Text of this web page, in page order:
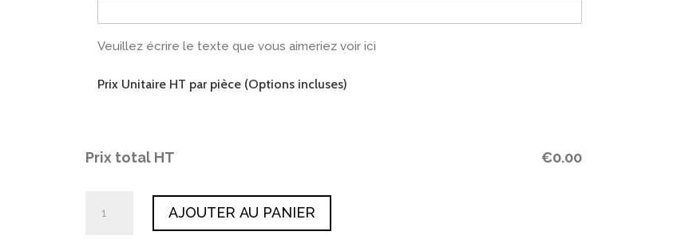
Veuillez écrire le texte que vous aimeriez voir ici
Prix Unitaire HT par pièce (Options incluses)
Prix total HT €0.00
AJOUTER AU PANIER